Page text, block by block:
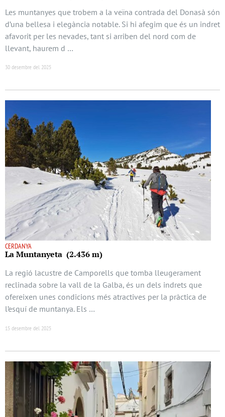
Les muntanyes que trobem a la veïna contrada del Donasà són
d’una bellesa i elegància notable. Si hi afegim que és un indret
afavorit per les nevades, tant si arriben del nord com de
llevant, haurem d …
30 desembre del 2025
CERDANYA
La Muntanyeta (2.436 m)
La regió lacustre de Camporells que tomba lleugerament
reclinada sobre la vall de la Galba, és un dels indrets que
ofereixen unes condicions més atractives per la pràctica de
l’esquí de muntanya. Els …
15 desembre del 2025